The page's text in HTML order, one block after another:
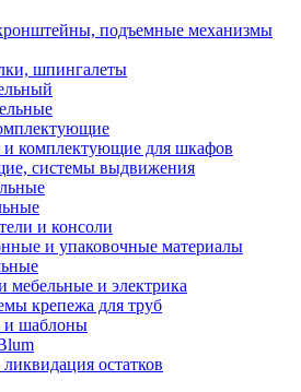
подъемные механизмы
шпингалеты
комплектующие для шкафов
системы выдвижения
и консоли
и упаковочные материалы
мебельные и электрика
крепежа для труб
и шаблоны
остатков